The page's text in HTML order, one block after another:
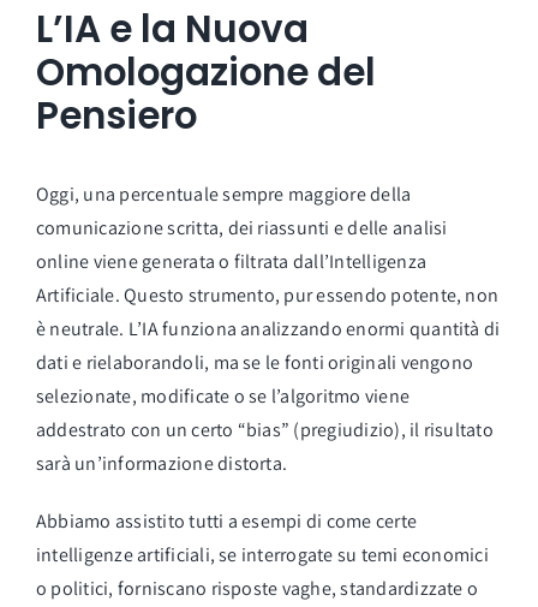
L’IA e la Nuova
Omologazione del
Pensiero
Oggi, una percentuale sempre maggiore della
comunicazione scritta, dei riassunti e delle analisi
online viene generata o filtrata dall’Intelligenza
Artificiale. Questo strumento, pur essendo potente, non
è neutrale. L’IA funziona analizzando enormi quantità di
dati e rielaborandoli, ma se le fonti originali vengono
selezionate, modificate o se l’algoritmo viene
addestrato con un certo “bias” (pregiudizio), il risultato
sarà un’informazione distorta.
Abbiamo assistito tutti a esempi di come certe
intelligenze artificiali, se interrogate su temi economici
o politici, forniscano risposte vaghe, standardizzate o